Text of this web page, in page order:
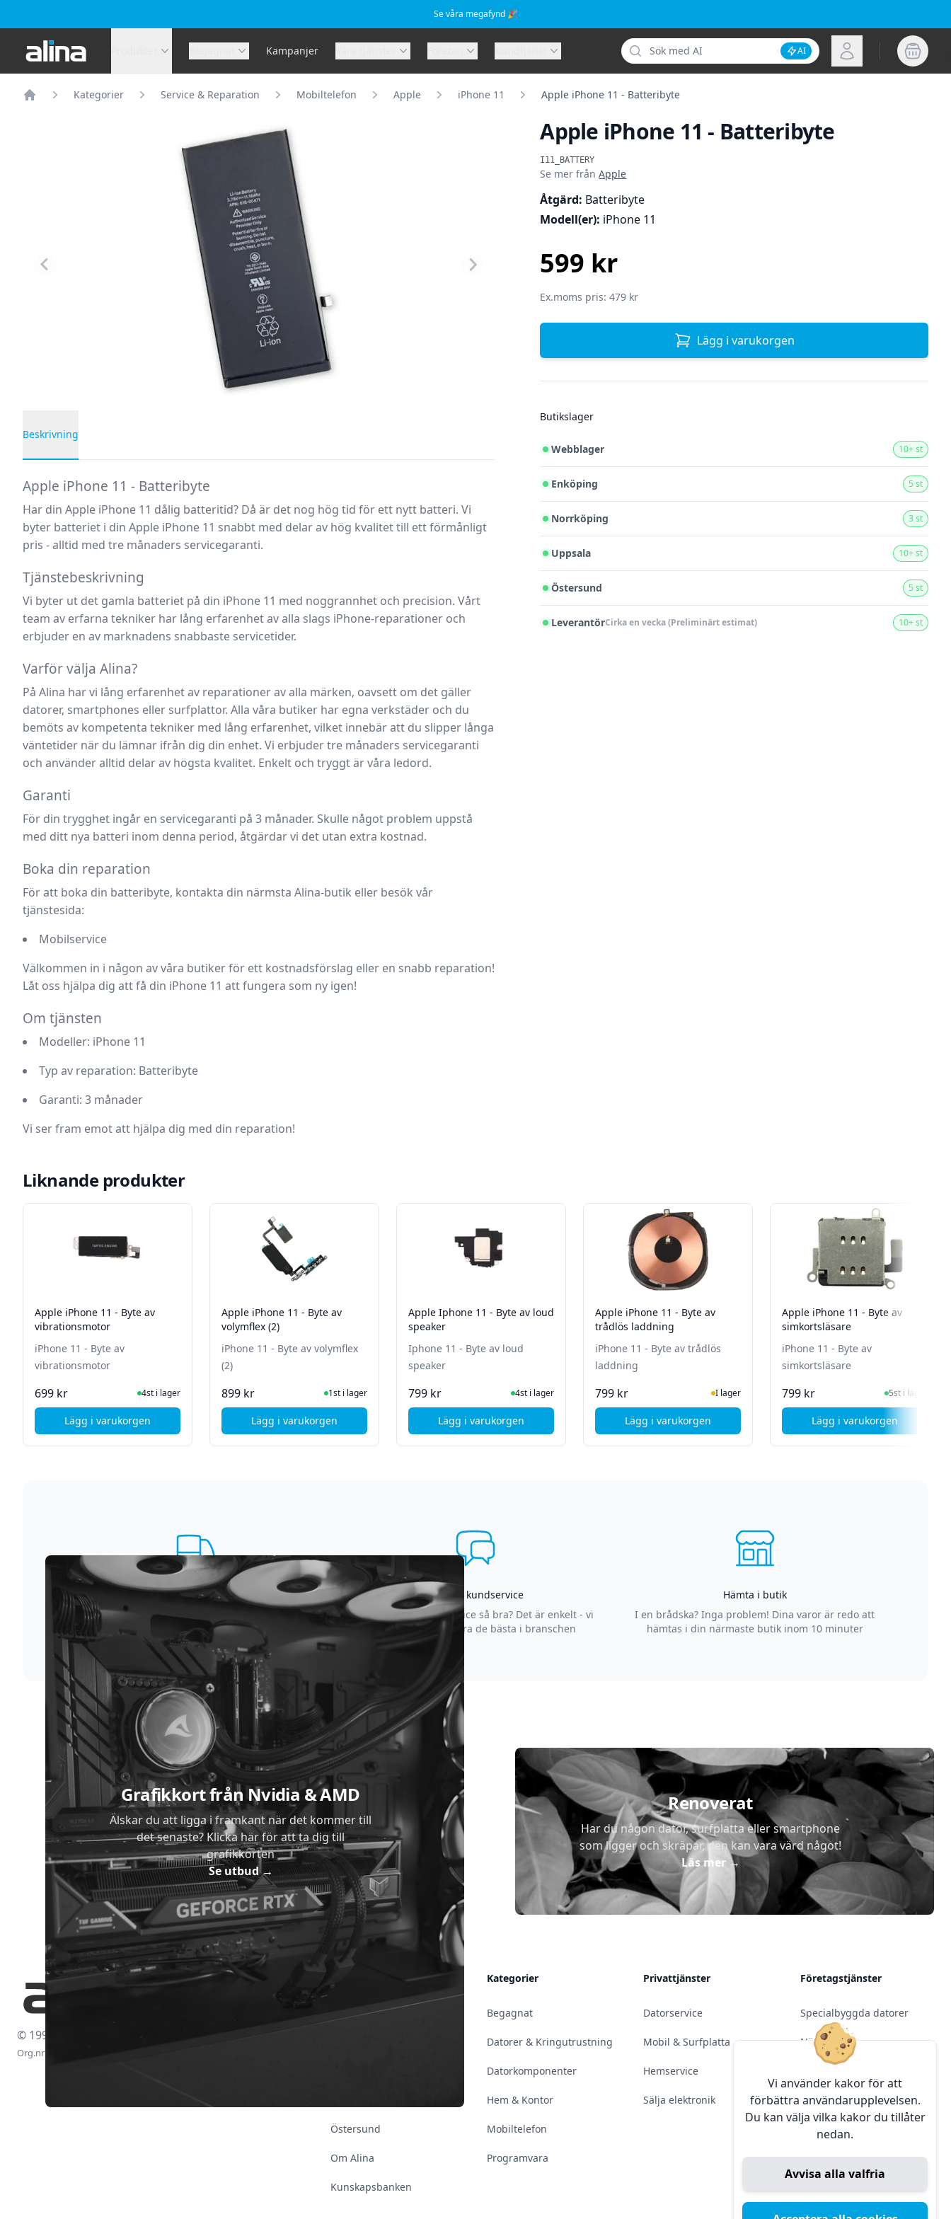
Se våra megafynd 🎉
Alina.se Kampanjer
Sök
Inaktivera AI-sökning
AI Logga in
Kategorier Service & Reparation Mobiltelefon Apple iPhone 11 Apple iPhone 11 - Batteribyte
Apple iPhone 11 - Batteribyte
I11_BATTERY
Produktinformation
Se mer frånApple
Åtgärd: Batteribyte
Modell(er): iPhone 11
599 kr
Ex.moms pris: 479 kr
Lägg i varukorgen
Butikslager
Webblager 10+ st
Enköping 5 st
Norrköping 3 st
Uppsala 10+ st
Östersund 5 st
LeverantörCirka en vecka (Preliminärt estimat) 10+ st
Beskrivning
Apple iPhone 11 - Batteribyte
Har din Apple iPhone 11 dålig batteritid? Då är det nog hög tid för ett nytt batteri. Vi
byter batteriet i din Apple iPhone 11 snabbt med delar av hög kvalitet till ett förmånligt
pris - alltid med tre månaders servicegaranti.
Tjänstebeskrivning
Vi byter ut det gamla batteriet på din iPhone 11 med noggrannhet och precision. Vårt
team av erfarna tekniker har lång erfarenhet av alla slags iPhone-reparationer och
erbjuder en av marknadens snabbaste servicetider.
Varför välja Alina?
På Alina har vi lång erfarenhet av reparationer av alla märken, oavsett om det gäller
datorer, smartphones eller surfplattor. Alla våra butiker har egna verkstäder och du
bemöts av kompetenta tekniker med lång erfarenhet, vilket innebär att du slipper långa
väntetider när du lämnar ifrån dig din enhet. Vi erbjuder tre månaders servicegaranti
och använder alltid delar av högsta kvalitet. Enkelt och tryggt är våra ledord.
Garanti
För din trygghet ingår en servicegaranti på 3 månader. Skulle något problem uppstå
med ditt nya batteri inom denna period, åtgärdar vi det utan extra kostnad.
Boka din reparation
För att boka din batteribyte, kontakta din närmsta Alina-butik eller besök vår
tjänstesida:
Mobilservice
Välkommen in i någon av våra butiker för ett kostnadsförslag eller en snabb reparation!
Låt oss hjälpa dig att få din iPhone 11 att fungera som ny igen!
Om tjänsten
Modeller: iPhone 11
Typ av reparation: Batteribyte
Garanti: 3 månader
Vi ser fram emot att hjälpa dig med din reparation!
Liknande produkter
Apple iPhone 11 - Byte av
vibrationsmotor
iPhone 11 - Byte av
vibrationsmotor
699 kr I Lager4st i lager
Lägg i varukorgen, Apple iPhone 11 - Byte av vibrationsmotor
Apple iPhone 11 - Byte av
volymflex (2)
iPhone 11 - Byte av volymflex
(2)
899 kr I Lager1st i lager
Lägg i varukorgen, Apple iPhone 11 - Byte av volymflex (2)
Apple Iphone 11 - Byte av loud
speaker
Iphone 11 - Byte av loud
speaker
799 kr I Lager4st i lager
Lägg i varukorgen, Apple Iphone 11 - Byte av loud speaker
Apple iPhone 11 - Byte av
trådlös laddning
iPhone 11 - Byte av trådlös
laddning
799 kr I lager
Lägg i varukorgen , Apple iPhone 11 - Byte av trådlös laddning
Apple iPhone 11 - Byte av
simkortsläsare
iPhone 11 - Byte av
simkortsläsare
799 kr I Lager5st i lager
Lägg i varukorgen
Supersnabb leverans
Vi förstår att du inte vill vänta. Därför packar och
skickar vi dina varor med blixtens hastighet
Asgrym kundservice
Varför är vår kundservice så bra? Det är enkelt - vi
strävar efter att vara de bästa i branschen
Hämta i butik
I en brådska? Inga problem! Dina varor är redo att
hämtas i din närmaste butik inom 10 minuter
Vi använder kakor för att
förbättra användarupplevelsen.
Du kan välja vilka kakor du tillåter
nedan.
Avvisa alla valfria
Grafikkort från Nvidia & AMD
Älskar du att ligga i framkant när det kommer till
det senaste? Klicka här för att ta dig till
grafikkorten
Se utbud→
Renoverat
Har du någon dator, surfplatta eller smartphone
som ligger och skräpar, den kan vara värd något!
Läs mer→
© 1997-2026
Org.nr: 556438-4260
Kontakt & Öppettider
Östersund
Om Alina
Kunskapsbanken
Kategorier
Begagnat
Datorer & Kringutrustning
Datorkomponenter
Hem & Kontor
Mobiltelefon
Programvara
Privattjänster
Datorservice
Mobil & Surfplatta
Hemservice
Sälja elektronik
Företagstjänster
Specialbyggda datorer
Nätverk
Programvara
Server & Backup
Konferens & Public Display
Sälja elektronik